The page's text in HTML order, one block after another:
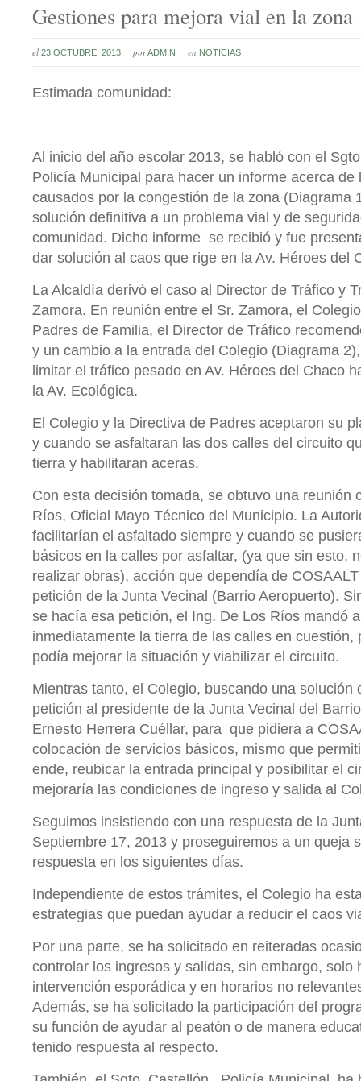
Gestiones para mejora vial en la zona
el 23 OCTUBRE, 2013 porADMIN en NOTICIAS
Estimada comunidad:
Al inicio del año escolar 2013, se habló con el
Policía Municipal para hacer un informe acerca de
causados por la congestión de la zona (Diagrama
solución definitiva a un problema vial y de
comunidad. Dicho informe se recibió y fue
dar solución al caos que rige en la Av. Héroes del
La Alcaldía derivó el caso al Director de Tráfico y
Zamora. En reunión entre el Sr. Zamora, el
Padres de Familia, el Director de Tráfico
y un cambio a la entrada del Colegio (Diagrama
limitar el tráfico pesado en Av. Héroes del Chaco
la Av. Ecológica.
El Colegio y la Directiva de Padres aceptaron su
y cuando se asfaltaran las dos calles del circuito
tierra y habilitaran aceras.
Con esta decisión tomada, se obtuvo una reunión
Ríos, Oficial Mayo Técnico del Municipio. La
facilitarían el asfaltado siempre y cuando se
básicos en la calles por asfaltar, (ya que sin esto,
realizar obras), acción que dependía de
petición de la Junta Vecinal (Barrio Aeropuerto).
se hacía esa petición, el Ing. De Los Ríos mandó
inmediatamente la tierra de las calles en cuestión,
podía mejorar la situación y viabilizar el circuito.
Mientras tanto, el Colegio, buscando una solución
petición al presidente de la Junta Vecinal del
Ernesto Herrera Cuéllar, para que pidiera a
colocación de servicios básicos, mismo que
ende, reubicar la entrada principal y posibilitar el
mejoraría las condiciones de ingreso y salida al
Seguimos insistiendo con una respuesta de la
Septiembre 17, 2013 y proseguiremos a un queja
respuesta en los siguientes días.
Independiente de estos trámites, el Colegio ha
estrategias que puedan ayudar a reducir el caos
Por una parte, se ha solicitado en reiteradas
controlar los ingresos y salidas, sin embargo, solo
intervención esporádica y en horarios no
Además, se ha solicitado la participación del
su función de ayudar al peatón o de manera
tenido respuesta al respecto.